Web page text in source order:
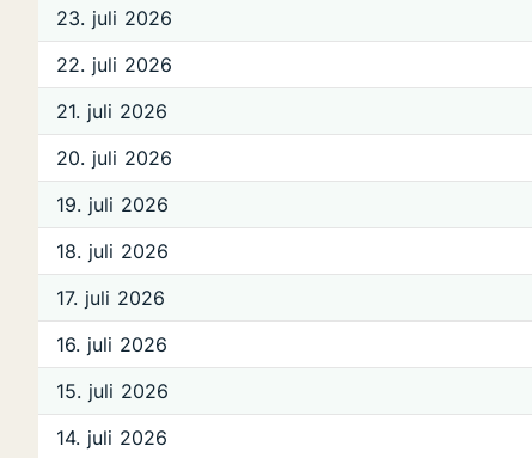
23. juli 2026
22. juli 2026
21. juli 2026
20. juli 2026
19. juli 2026
18. juli 2026
17. juli 2026
16. juli 2026
15. juli 2026
14. juli 2026